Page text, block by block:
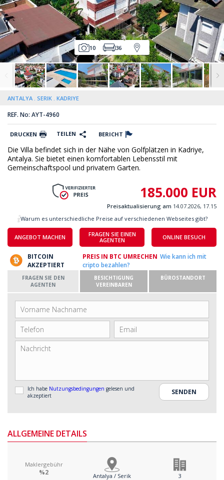
10 36
ANTALYA SERIK KADRIYE
REF. No: AYT-4960
DRUCKEN TEILEN BERICHT
Die Villa befindet sich in der Nähe von Golfplätzen in Kadriye,
Antalya. Sie bietet einen komfortablen Lebensstil mit
Gemeinschaftspool und privatem Garten.
185.000 EUR
Preisaktualisierung am 14.07.2026, 17.15
ANGEBOT MACHEN
FRAGEN SIE EINEN
AGENTEN
ONLINE BESUCH
Warum es unterschiedliche Preise auf verschiedenen Webseites gibt?
BITCOIN
AKZEPTIERT
PREIS IN BTC UMRECHEN Wie kann ich mit
cripto bezahlen?
FRAGEN SIE DEN
AGENTEN
BESICHTIGUNG
VEREINBAREN
BÜROSTANDORT
Ich habe Nutzungsbedingungen gelesen und
akzeptiert
ALLGEMEINE DETAILS
Maklergebühr
%2 Antalya / Serik 3